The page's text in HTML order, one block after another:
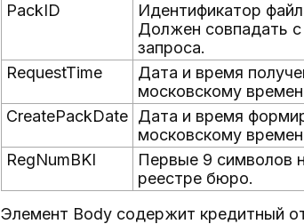
PackID
Идентификатор
Должен совпадать
запроса.
RequestTime
Дата и время
московскому
CreatePackDate Дата и время
московскому
RegNumBKI
Первые 9 символов
реестре бюро.
Элемент Body содержит кредитный